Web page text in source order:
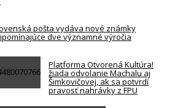
pošta vydáva nové známky
dve významné výročia
Platforma Otvorená Kultúra!
žiada odvolanie Machalu aj
Šimkovičovej, ak sa potvrdí
pravosť nahrávky z FPU